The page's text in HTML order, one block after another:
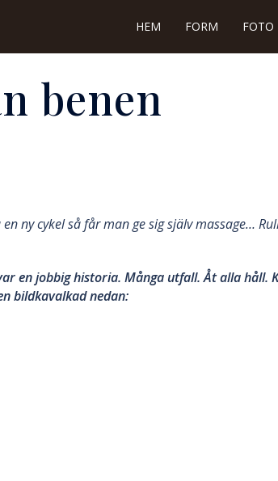
HEM FORM FOTO
benen
ny cykel så får man ge sig själv massage…
en jobbig historia. Många utfall. Åt alla
bildkavalkad nedan: